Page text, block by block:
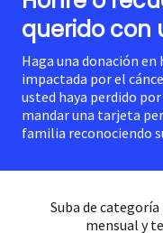
querido con
Haga una donación en
impactada por el
usted haya perdido
mandar una tarjeta
familia reconociendo
Suba de
mensual y